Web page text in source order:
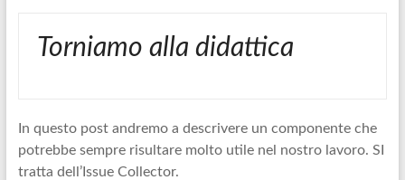
Torniamo alla didattica
In questo post andremo a descrivere un componente che
potrebbe sempre risultare molto utile nel nostro lavoro. SI
tratta dell’Issue Collector.